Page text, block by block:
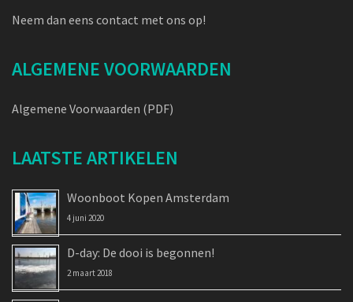
Neem dan eens contact met ons op!
ALGEMENE VOORWAARDEN
Algemene Voorwaarden (PDF)
LAATSTE ARTIKELEN
Woonboot Kopen Amsterdam
4 juni 2020
D-day: De dooi is begonnen!
2 maart 2018